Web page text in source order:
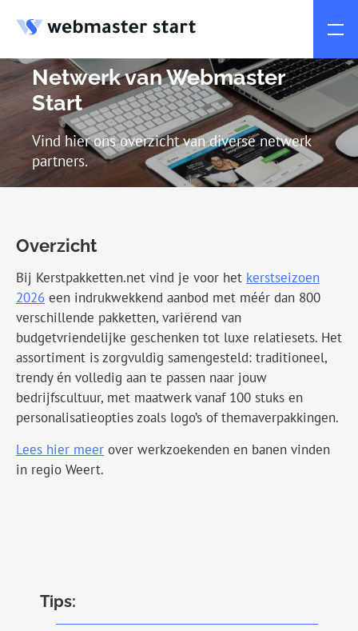
Netwerk van Webmaster
Start
Vind hier ons overzicht van diverse netwerk
partners.
Overzicht
Bij Kerstpakketten.net vind je voor het kerstseizoen
2026 een indrukwekkend aanbod met méér dan 800
verschillende pakketten, variërend van
budgetvriendelijke geschenken tot luxe relatiesets. Het
assortiment is zorgvuldig samengesteld: traditioneel,
trendy én volledig aan te passen naar jouw
bedrijfscultuur, met maatwerk vanaf 100 stuks en
personalisatieopties zoals logo’s of themaverpakkingen.
Lees hier meer over werkzoekenden en banen vinden
in regio Weert.
Tips: